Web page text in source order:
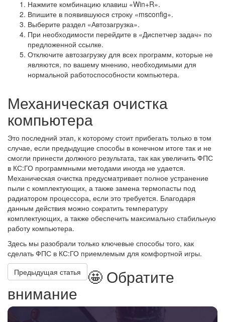
Нажмите комбинацию клавиш «Win+R».
Впишите в появившуюся строку «msconfig».
Выберите раздел «Автозагрузка».
При необходимости перейдите в «Диспетчер задач» по
предложенной ссылке.
Отключите автозагрузку для всех программ, которые не
являются, по вашему мнению, необходимыми для
нормальной работоспособности компьютера.
Механическая очистка
компьютера
Это последний этап, к которому стоит прибегать только в том
случае, если предыдущие способы в конечном итоге так и не
смогли принести должного результата, так как увеличить ФПС
в КС:ГО программными методами иногда не удается.
Механическая очистка предусматривает полное устранение
пыли с комплектующих, а также замена термопасты под
радиатором процессора, если это требуется. Благодаря
данным действия можно сократить температуру
комплектующих, а также обеспечить максимально стабильную
работу компьютера.
Здесь мы разобрали только ключевые способы того, как
сделать ФПС в КС:ГО приемлемым для комфортной игры.
Предыдущая статья
🤩 Обратите
внимание